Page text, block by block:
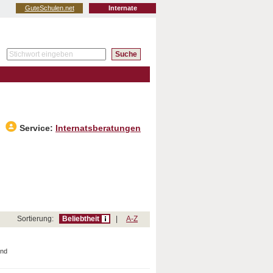
Internate
GuteSchulen.net
Service: Internatsberatungen
Sortierung: Beliebtheit A-Z